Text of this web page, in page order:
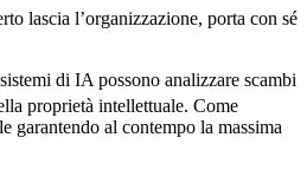
lascia l’organizzazione, porta con sé
di IA possono analizzare scambi
proprietà intellettuale. Come
garantendo al contempo la massima